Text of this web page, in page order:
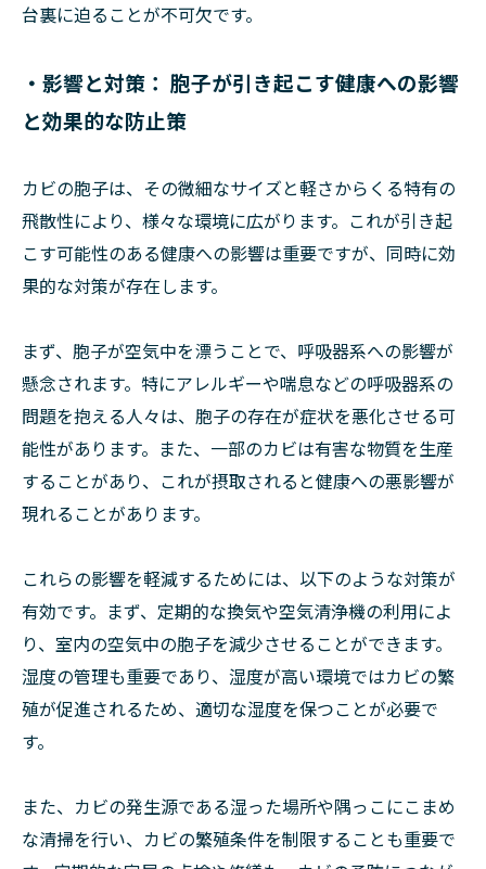
台裏に迫ることが不可欠です。
・影響と対策： 胞子が引き起こす健康への影響
と効果的な防止策
カビの胞子は、その微細なサイズと軽さからくる特有の
飛散性により、様々な環境に広がります。これが引き起
こす可能性のある健康への影響は重要ですが、同時に効
果的な対策が存在します。
まず、胞子が空気中を漂うことで、呼吸器系への影響が
懸念されます。特にアレルギーや喘息などの呼吸器系の
問題を抱える人々は、胞子の存在が症状を悪化させる可
能性があります。また、一部のカビは有害な物質を生産
することがあり、これが摂取されると健康への悪影響が
現れることがあります。
これらの影響を軽減するためには、以下のような対策が
有効です。まず、定期的な換気や空気清浄機の利用によ
り、室内の空気中の胞子を減少させることができます。
湿度の管理も重要であり、湿度が高い環境ではカビの繁
殖が促進されるため、適切な湿度を保つことが必要で
す。
また、カビの発生源である湿った場所や隅っこにこまめ
な清掃を行い、カビの繁殖条件を制限することも重要で